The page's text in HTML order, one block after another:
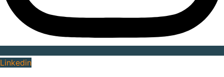
Linkedin